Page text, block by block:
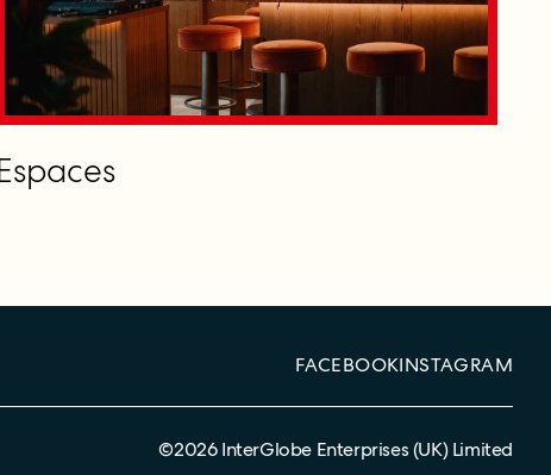
FACEBOOKINSTAGRAM
©2026InterGlobe Enterprises (UK) Limited